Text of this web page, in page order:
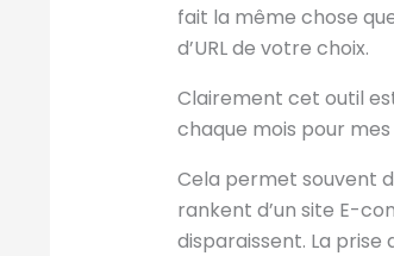
fait la même chose
d’URL de votre choix.
Clairement cet outil
chaque mois pour
Cela permet souvent
rankent d’un site E-
disparaissent. La prise